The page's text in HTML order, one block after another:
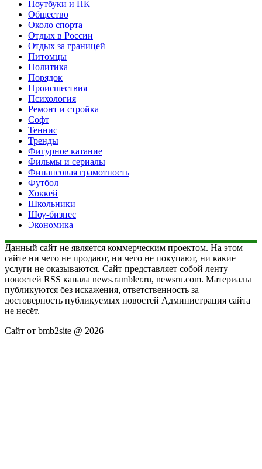
Ноутбуки и ПК
Общество
Около спорта
Отдых в России
Отдых за границей
Питомцы
Политика
Порядок
Происшествия
Психология
Ремонт и стройка
Софт
Теннис
Тренды
Фигурное катание
Фильмы и сериалы
Финансовая грамотность
Футбол
Хоккей
Школьники
Шоу-бизнес
Экономика
Данный сайт не является коммерческим проектом. На этом
сайте ни чего не продают, ни чего не покупают, ни какие
услуги не оказываются. Сайт представляет собой ленту
новостей RSS канала news.rambler.ru, newsru.com. Материалы
публикуются без искажения, ответственность за
достоверность публикуемых новостей Администрация сайта
не несёт.
Сайт от bmb2site @ 2026